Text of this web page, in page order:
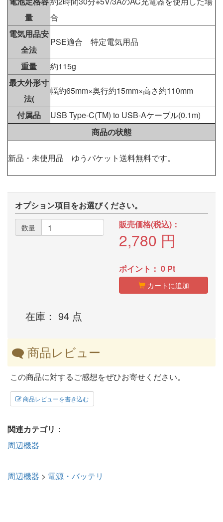
量
合
電気用品安
全法
PSE適合 特定電気用品
重量
約115g
最大外形寸
法(
幅約65mm×奥行約15mm×高さ約110mm
付属品
USB Type-C(TM) to USB-Aケーブル(0.1m)
商品の状態
新品・未使用品 ゆうパケット送料無料です。
オプション項目をお選びください。
数量
在庫： 94 点
販売価格(税込)：
2,780 円
ポイント： 0 Pt
カートに追加
商品レビュー
この商品に対するご感想をぜひお寄せください。
商品レビューを書き込む
関連カテゴリ：
周辺機器
周辺機器 > 電源・バッテリ